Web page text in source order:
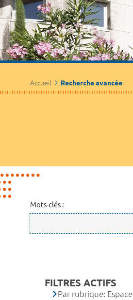
Accueil Recherche avancée
Mots-clés :
FILTRES ACTIFS
Par rubrique: Espace